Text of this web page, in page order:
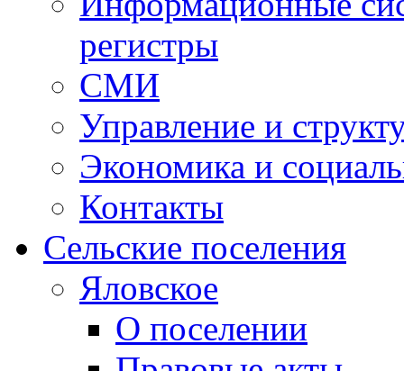
регистры
СМИ
Управление и
Экономика и
Контакты
Сельские поселения
Яловское
О поселении